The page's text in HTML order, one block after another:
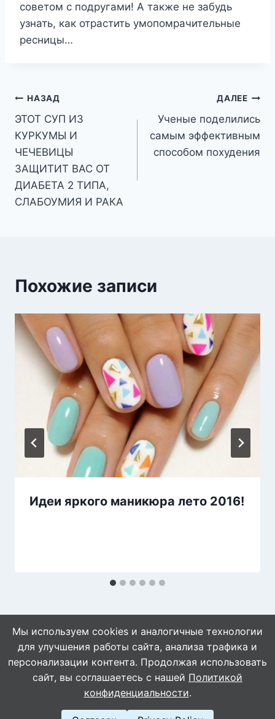
советом с подругами! А также не забудь
узнать, как отрастить умопомрачительные
ресницы…
Навигация
по
записям
НАЗАД
ЭТОТ СУП ИЗ
КУРКУМЫ И
ЧЕЧЕВИЦЫ
ЗАЩИТИТ ВАС ОТ
ДИАБЕТА 2 ТИПА,
СЛАБОУМИЯ И РАКА
ДАЛЕЕ
Ученые поделились
самым эффективным
способом похудения
Похожие записи
Идеи яркого маникюра лето 2016!
© 2026 Naget.Ru
Мы используем cookies и аналогичные технологии
для улучшения работы сайта, анализа трафика и
персонализации контента. Продолжая использовать
сайт, вы соглашаетесь с нашей Политикой
конфиденциальности.